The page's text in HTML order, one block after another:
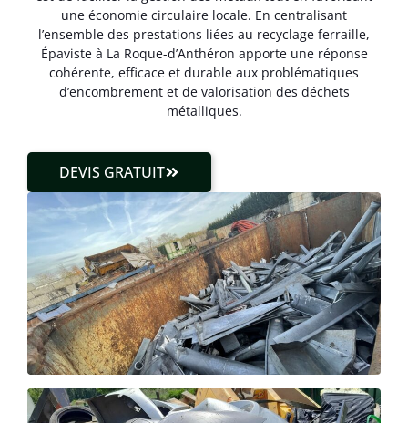
une économie circulaire locale. En centralisant
l’ensemble des prestations liées au recyclage ferraille,
Épaviste à La Roque-d’Anthéron apporte une réponse
cohérente, efficace et durable aux problématiques
d’encombrement et de valorisation des déchets
métalliques.
DEVIS GRATUIT